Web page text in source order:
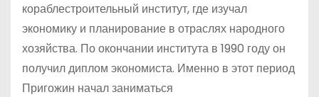
кораблестроительный институт, где изучал
экономику и планирование в отраслях народного
хозяйства. По окончании института в 1990 году он
получил диплом экономиста. Именно в этот период
Пригожин начал заниматься